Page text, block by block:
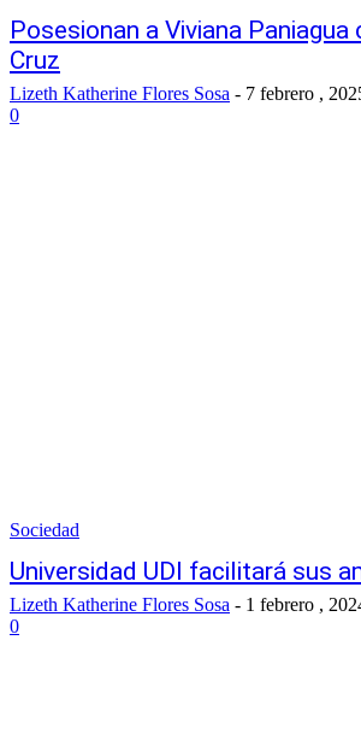
Posesionan a Viviana
Cruz
Lizeth Katherine Flores Sosa - 7 febrero ,
0
Sociedad
Universidad UDI facilitará sus
Lizeth Katherine Flores Sosa - 1 febrero ,
0